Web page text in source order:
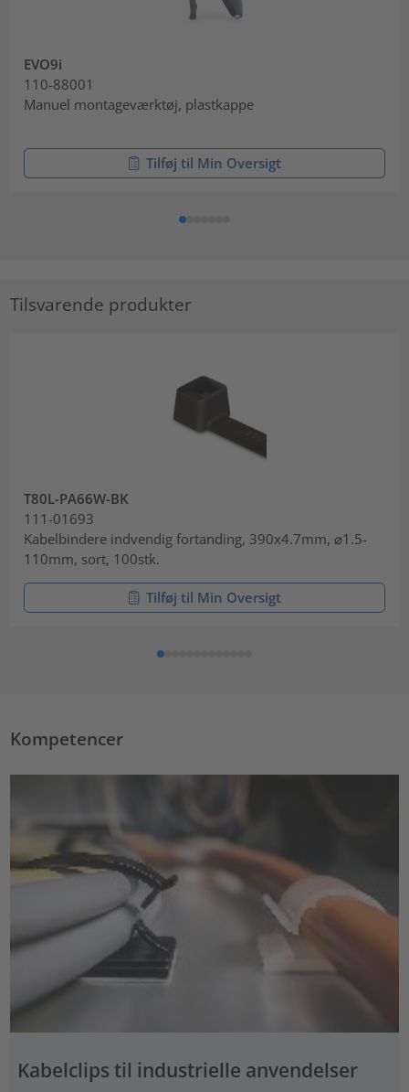
EVO9i
110-88001
Manuel montageværktøj, plastkappe
Tilføj til Min Oversigt
Tilsvarende produkter
T80L-PA66W-BK
111-01693
Kabelbindere indvendig fortanding, 390x4.7mm, ⌀1.5-
110mm, sort, 100stk.
Tilføj til Min Oversigt
Kompetencer
Kabelclips til industrielle anvendelser